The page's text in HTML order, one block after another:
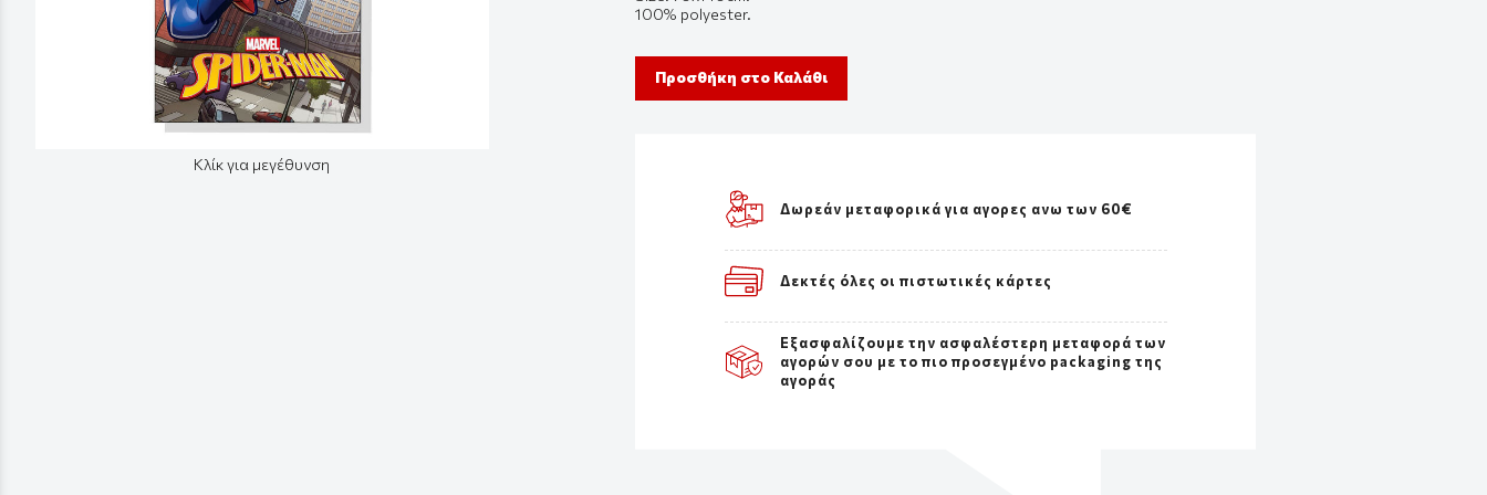
Κλίκ για μεγέθυνση
100% polyester.
Προσθήκη στο Καλάθι
Δωρεάν μεταφορικά για αγορες ανω των 60€
Δεκτές όλες οι πιστωτικές κάρτες
Εξασφαλίζουμε την ασφαλέστερη μεταφορά των
αγορών σου με το πιο προσεγμένο packaging της
αγοράς